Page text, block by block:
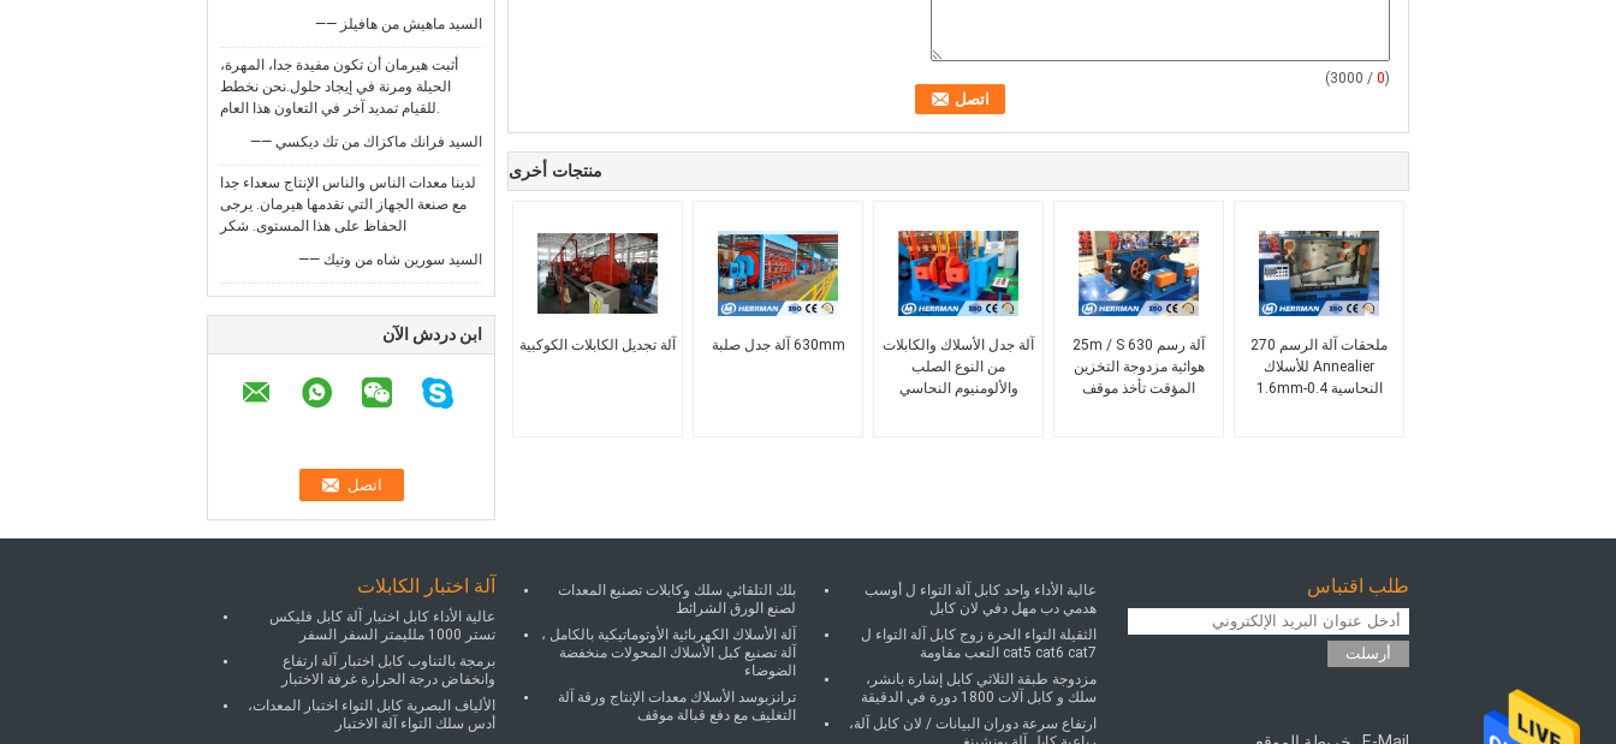
—— السيد ماهيش من هافيلز
أثبت هيرمان أن تكون مفيدة جدا، المهرة،
الحيلة ومرنة في إيجاد حلول.نحن نخطط
للقيام تمديد آخر في التعاون هذا العام.
—— السيد فرانك ماكزاك من تك ديكسي
لدينا معدات الناس والناس الإنتاج سعداء جدا
مع صنعة الجهاز التي تقدمها هيرمان. يرجى
الحفاظ على هذا المستوى. شكر
—— السيد سورين شاه من وتيك
ابن دردش الآن
(
0
/ 3000)
منتجات أخرى
آلة تجديل الكابلات الكوكبية 630mm آلة جدل صلبة
آلة جدل الأسلاك والكابلات
من النوع الصلب
والألومنيوم النحاسي
آلة رسم 25m / S 630
هوائية مزدوجة التخزين
المؤقت تأخذ موقف
ملحقات آلة الرسم 270
Annealier للأسلاك
النحاسية 0.4-1.6mm
آلة اختبار الكابلات
عالية الأداء كابل اختبار آلة كابل فليكس
تستر 1000 ملليمتر السفر السفر
برمجة بالتناوب كابل اختبار آلة ارتفاع
وانخفاض درجة الحرارة غرفة الاختبار
الألياف البصرية كابل التواء اختبار المعدات،
أدس سلك التواء آلة الاختبار
بلك التلقائي سلك وكابلات تصنيع المعدات
لصنع الورق الشرائط
آلة الأسلاك الكهربائية الأوتوماتيكية بالكامل ،
آلة تصنيع كبل الأسلاك المحولات منخفضة
الضوضاء
ترانزبوسد الأسلاك معدات الإنتاج ورقة آلة
التغليف مع دفع قبالة موقف
عالية الأداء واحد كابل آلة التواء ل أوسب
هدمي دب مهل دفي لان كابل
الثقيلة التواء الحرة زوج كابل آلة التواء ل
cat5 cat6 cat7 التعب مقاومة
مزدوجة طبقة الثلاثي كابل إشارة بانشر،
سلك و كابل آلات 1800 دورة في الدقيقة
ارتفاع سرعة دوران البيانات / لان كابل آلة،
طلب اقتباس
أرسلت